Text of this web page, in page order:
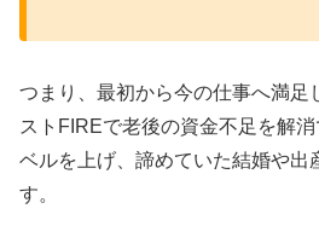
つまり、最初から今の仕事へ満足
ストFIREで老後の資金不足を解
ベルを上げ、諦めていた結婚や出
す。